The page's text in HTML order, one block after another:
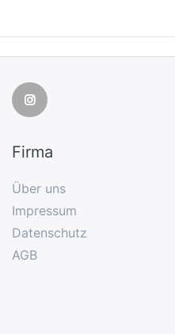
Firma
Über uns
Impressum
Datenschutz
AGB